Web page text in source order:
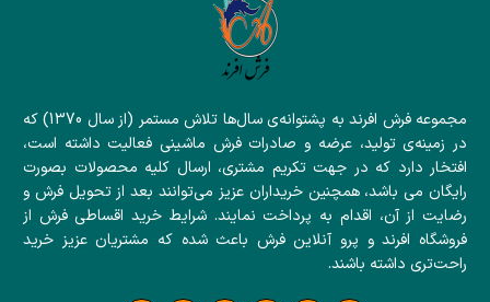
مجموعه فرش افرند به پشتوانه‌ی سال‌ها تلاش مستمر (از سال 1370) که
در زمینه‌ی تولید، عرضه و صادرات فرش ماشینی فعالیت داشته است،
افتخار دارد که در جهت تکریم مشتری، ارسال کلیه محصولات بصورت
رایگان می باشد، همچنین خریداران عزیز می‌توانند بعد از تحویل فرش و
رضایت از آن، اقدام به پرداخت نمایند. شرایط خرید اقساطی فرش از
فروشگاه افرند و پرو آنلاین فرش باعث شده که مشتریان عزیز خرید
راحت‌تری داشته باشند.